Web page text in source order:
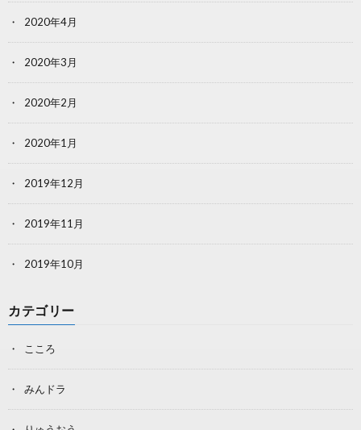
2020年4月
2020年3月
2020年2月
2020年1月
2019年12月
2019年11月
2019年10月
カテゴリー
こころ
みんドラ